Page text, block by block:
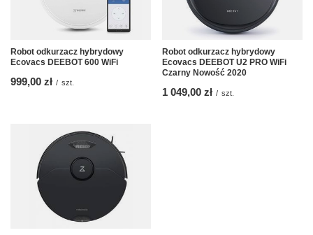
Robot odkurzacz hybrydowy
Ecovacs DEEBOT 600 WiFi
999,00 zł / szt.
Robot odkurzacz hybrydowy
Ecovacs DEEBOT U2 PRO WiFi
Czarny Nowość 2020
1 049,00 zł / szt.